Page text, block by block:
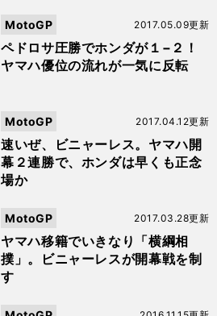
ペドロサ圧勝でホンダが１−２！
ヤマハ優位の流れが一気に反転
2017.05.09更新
MotoGP
速いぜ、ビニャーレス。ヤマハ開
幕２連勝で、ホンダは早くも正念
場か
2017.04.12更新
MotoGP
ヤマハ移籍でいきなり「横綱相
撲」。ビニャーレスが開幕戦を制
す
2017.03.28更新
MotoGP